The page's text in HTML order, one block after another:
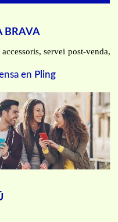
BRAVA
servei post-venda,
en Pling